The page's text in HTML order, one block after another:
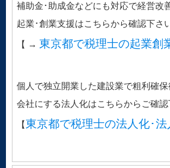
補助金･助成金などにも対応で経営改
起業･創業支援はこちらから確認下さ
【 → 東京都で税理士の起業創
個人で独立開業した建設業で粗利確保
会社にする法人化はこちらからご確認
【東京都で税理士の法人化･法